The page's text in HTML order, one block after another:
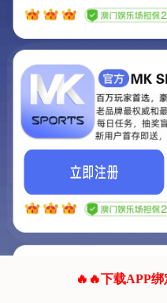
它将是
联